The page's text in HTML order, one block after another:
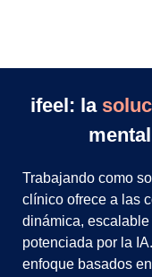
ifeel: la
Trabajando como
clínico ofrece a las
dinámica,
potenciada por la
enfoque basados